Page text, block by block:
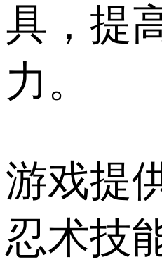
具，提
力。
游戏提
忍术技